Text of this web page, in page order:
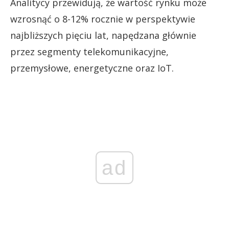
wzrosnąć o 8-12% rocznie w perspektywie
najbliższych pięciu lat, napędzana głównie
przez segmenty telekomunikacyjne,
przemysłowe, energetyczne oraz IoT.
ad